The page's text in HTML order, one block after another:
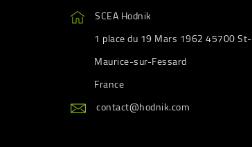
SCEA Hodnik
1 place du 19 Mars 1962 45700 St-
Maurice-sur-Fessard
France
contact@hodnik.com